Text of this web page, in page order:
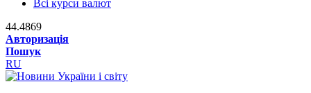
Всі курси валют
44.4869
Авторизація
Пошук
RU